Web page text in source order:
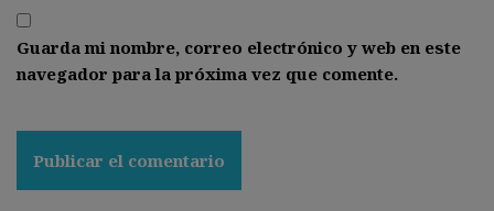
Guarda mi nombre, correo electrónico y web en este
navegador para la próxima vez que comente.